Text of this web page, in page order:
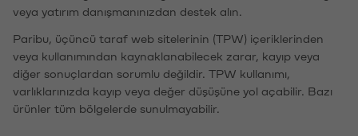
veya yatırım danışmanınızdan destek alın.
Paribu, üçüncü taraf web sitelerinin (TPW) içeriklerinden
veya kullanımından kaynaklanabilecek zarar, kayıp veya
diğer sonuçlardan sorumlu değildir. TPW kullanımı,
varlıklarınızda kayıp veya değer düşüşüne yol açabilir. Bazı
ürünler tüm bölgelerde sunulmayabilir.